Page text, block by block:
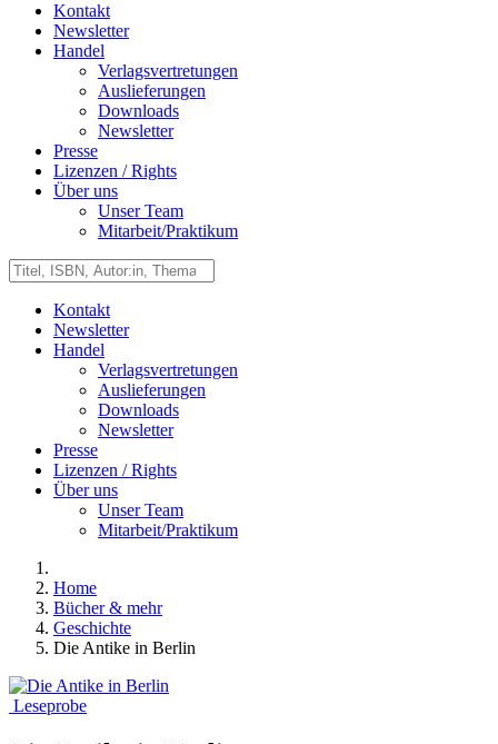
Kontakt
Newsletter
Handel
Verlagsvertretungen
Auslieferungen
Downloads
Newsletter
Presse
Lizenzen / Rights
Über uns
Unser Team
Mitarbeit/Praktikum
Kontakt
Newsletter
Handel
Verlagsvertretungen
Auslieferungen
Downloads
Newsletter
Presse
Lizenzen / Rights
Über uns
Unser Team
Mitarbeit/Praktikum
Home
Bücher & mehr
Geschichte
Die Antike in Berlin
Leseprobe